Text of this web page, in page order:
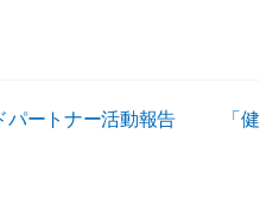
ートナー活動報告 「